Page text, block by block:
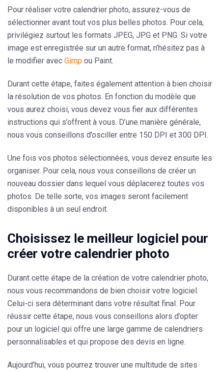
Pour réaliser votre calendrier photo, assurez-vous de
sélectionner avant tout vos plus belles photos. Pour cela,
privilégiez surtout les formats JPEG, JPG et PNG. Si votre
image est enregistrée sur un autre format, n’hésitez pas à
le modifier avec Gimp ou Paint.
Durant cette étape, faites également attention à bien choisir
la résolution de vos photos. En fonction du modèle que
vous aurez choisi, vous devez vous fier aux différentes
instructions qui s’offrent à vous. D’une manière générale,
nous vous conseillons d’osciller entre 150 DPI et 300 DPI.
Une fois vos photos sélectionnées, vous devez ensuite les
organiser. Pour cela, nous vous conseillons de créer un
nouveau dossier dans lequel vous déplacerez toutes vos
photos. De telle sorte, vos images seront facilement
disponibles à un seul endroit.
Choisissez le meilleur logiciel pour
créer votre calendrier photo
Durant cette étape de la création de votre calendrier photo,
nous vous recommandons de bien choisir votre logiciel.
Celui-ci sera déterminant dans votre résultat final. Pour
réussir cette étape, nous vous conseillons alors d’opter
pour un logiciel qui offre une large gamme de calendriers
personnalisables et qui propose des devis en ligne.
Aujourd’hui, vous pourrez trouver une multitude de sites